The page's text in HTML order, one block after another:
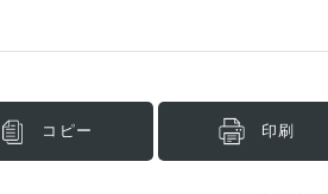
コピー 印刷